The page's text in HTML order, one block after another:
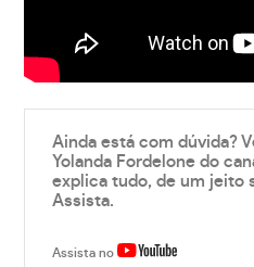
Ainda está com dúvida?
Yolanda Fordelone do
explica tudo, de um jeito
Assista.
Assista no